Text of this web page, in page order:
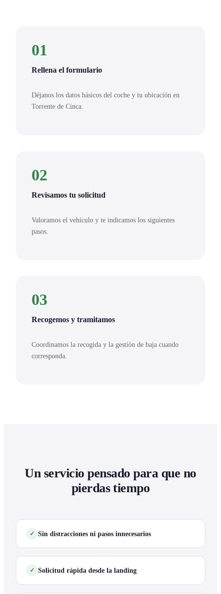
01
Rellena el formulario
Déjanos los datos básicos del coche y tu ubicación en
Torrente de Cinca.
02
Revisamos tu solicitud
Valoramos el vehículo y te indicamos los siguientes
pasos.
03
Recogemos y tramitamos
Coordinamos la recogida y la gestión de baja cuando
corresponda.
Un servicio pensado para que no
pierdas tiempo
Sin distracciones ni pasos innecesarios
Solicitud rápida desde la landing